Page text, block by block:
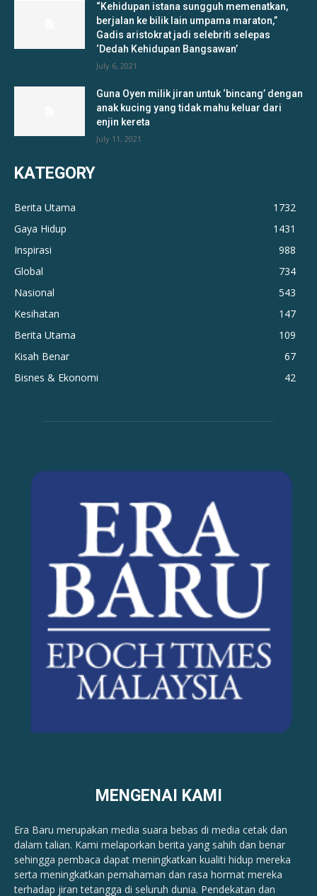
“Kehidupan istana sungguh memenatkan,
berjalan ke bilik lain umpama maraton,”
Gadis aristokrat jadi selebriti selepas
‘Dedah Kehidupan Bangsawan’
July 6, 2021
Guna Oyen milik jiran untuk ‘bincang’ dengan
anak kucing yang tidak mahu keluar dari
enjin kereta
July 11, 2021
KATEGORY
Berita Utama
1732
Gaya Hidup
1431
Inspirasi
988
Global
734
Nasional
543
Kesihatan
147
Berita Utama
109
Kisah Benar
67
Bisnes & Ekonomi
42
MENGENAI KAMI
Era Baru merupakan media suara bebas di media cetak dan
dalam talian. Kami melaporkan berita yang sahih dan benar ​​
sehingga pembaca dapat meningkatkan kualiti hidup mereka
serta meningkatkan pemahaman dan rasa hormat mereka
terhadap jiran tetangga di seluruh dunia. Pendekatan dan